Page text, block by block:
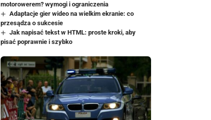
motorowerem? wymogi i ograniczenia
Adaptacje gier wideo na wielkim ekranie: co
przesądza o sukcesie
Jak napisać tekst w HTML: proste kroki, aby
pisać poprawnie i szybko